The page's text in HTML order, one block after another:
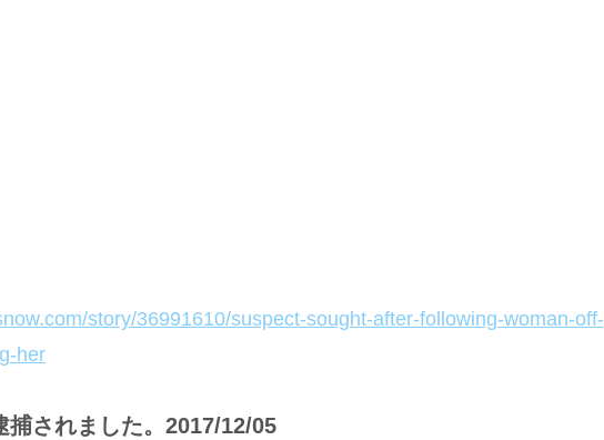
story/36991610/suspect-sought-after-following-woman-off-
her
捕されました。2017/12/05